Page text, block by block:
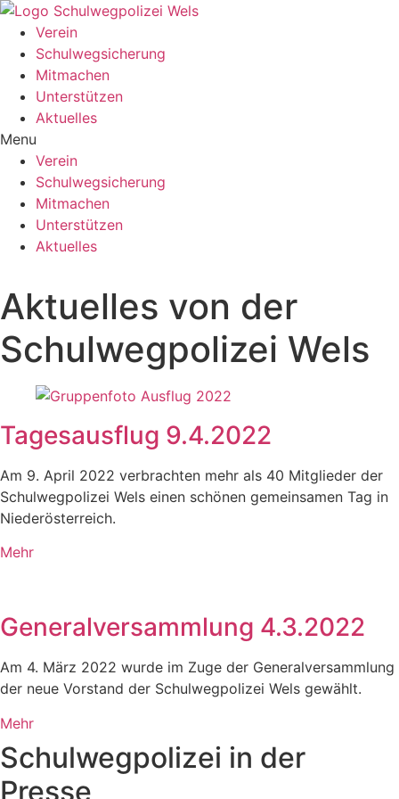
Verein
Schulwegsicherung
Mitmachen
Unterstützen
Aktuelles
Menu
Verein
Schulwegsicherung
Mitmachen
Unterstützen
Aktuelles
Aktuelles von der
Schulwegpolizei Wels
Tagesausflug 9.4.2022
Am 9. April 2022 verbrachten mehr als 40 Mitglieder der
Schulwegpolizei Wels einen schönen gemeinsamen Tag in
Niederösterreich.
Mehr
Generalversammlung 4.3.2022
Am 4. März 2022 wurde im Zuge der Generalversammlung
der neue Vorstand der Schulwegpolizei Wels gewählt.
Mehr
Schulwegpolizei in der
Presse